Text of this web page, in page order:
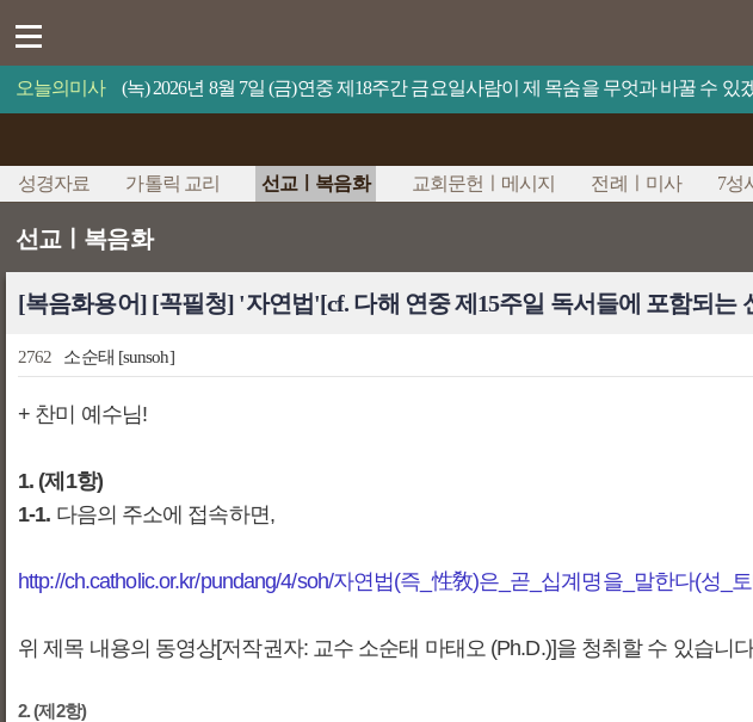
오늘의미사 (녹) 2026년 8월 7일 (금)연중 제18주간 금요일사람이 제 목숨을 무엇과 바꿀 수 있
성경자료 가톨릭 교리 선교ㅣ복음화 교회문헌ㅣ메시지 전례ㅣ미사 7성
선교ㅣ복음화
[복음화용어] [꼭필청] '자연법'[cf. 다해 연중 제15주일 독서들에 포함되는
2762 소순태 [sunsoh]
+ 찬미 예수님!
1. (제1항)
1-1. 다음의 주소에 접속하면,
http://ch.catholic.or.kr/pundang/4/soh/자연법(즉_性敎)은_곧_십계명을_말한다(성_
위 제목 내용의 동영상[저작권자: 교수 소순태 마태오 (Ph.D.)]을 청취할 수 있습니
2. (제2항)